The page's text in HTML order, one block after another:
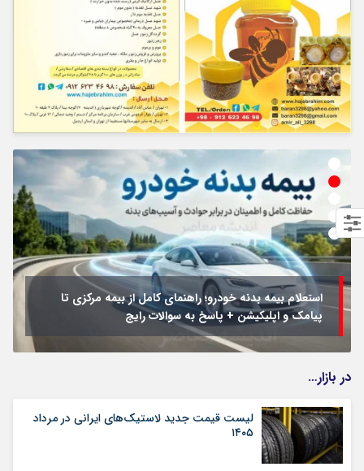
استعلام بیمه بدنه خودرو؛ راهنمای کامل از بیمه مرکزی تا
پیامک و اپلیکیشن + پاسخ به سوالات رایج
در بازار…
لیست قیمت جدید لاستیک‌های ایرانی در مرداد
۱۴۰۵